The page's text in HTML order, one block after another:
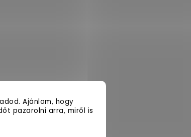
Ajánlom, hogy
pazarolni arra, miről is